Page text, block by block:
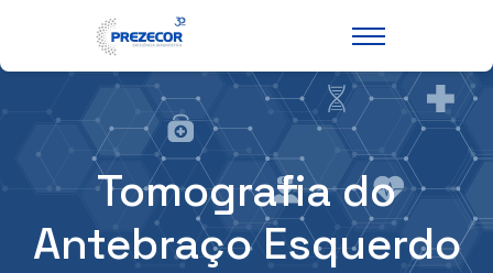
Tomografia do
Antebraço Esquerdo